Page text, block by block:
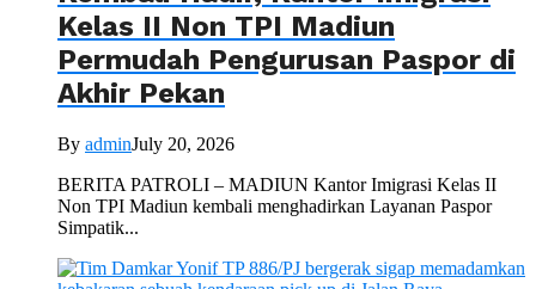
Kelas II Non TPI Madiun
Permudah Pengurusan Paspor di
Akhir Pekan
By adminJuly 20, 2026
BERITA PATROLI – MADIUN Kantor Imigrasi Kelas II
Non TPI Madiun kembali menghadirkan Layanan Paspor
Simpatik...